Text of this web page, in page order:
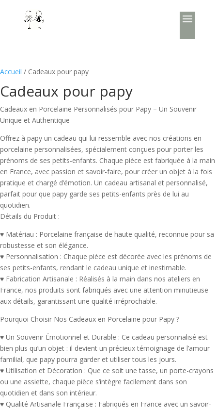
Accueil / Cadeaux pour papy
Cadeaux pour papy
Cadeaux en Porcelaine Personnalisés pour Papy – Un Souvenir
Unique et Authentique
Offrez à papy un cadeau qui lui ressemble avec nos créations en
porcelaine personnalisées, spécialement conçues pour porter les
prénoms de ses petits-enfants. Chaque pièce est fabriquée à la main
en France, avec passion et savoir-faire, pour créer un objet à la fois
pratique et chargé d’émotion. Un cadeau artisanal et personnalisé,
parfait pour que papy garde ses petits-enfants près de lui au
quotidien.
Détails du Produit :
♥ Matériau : Porcelaine française de haute qualité, reconnue pour sa
robustesse et son élégance.
♥ Personnalisation : Chaque pièce est décorée avec les prénoms de
ses petits-enfants, rendant le cadeau unique et inestimable.
♥ Fabrication Artisanale : Réalisés à la main dans nos ateliers en
France, nos produits sont fabriqués avec une attention minutieuse
aux détails, garantissant une qualité irréprochable.
Pourquoi Choisir Nos Cadeaux en Porcelaine pour Papy ?
♥ Un Souvenir Émotionnel et Durable : Ce cadeau personnalisé est
bien plus qu’un objet : il devient un précieux témoignage de l’amour
familial, que papy pourra garder et utiliser tous les jours.
♥ Utilisation et Décoration : Que ce soit une tasse, un porte-crayons
ou une assiette, chaque pièce s’intègre facilement dans son
quotidien et dans son intérieur.
♥ Qualité Artisanale Française : Fabriqués en France avec un savoir-